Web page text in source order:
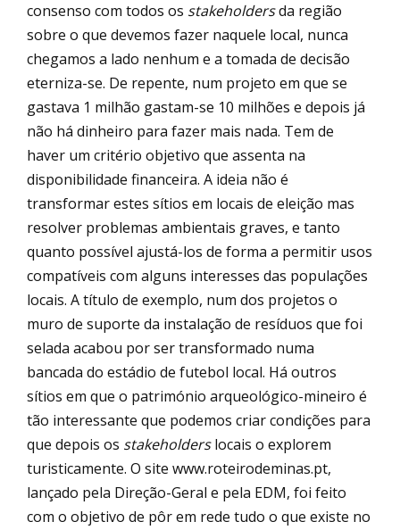
consenso com todos os stakeholdersda região
sobre o que devemos fazer naquele local, nunca
chegamos a lado nenhum e a tomada de decisão
eterniza-se. De repente, num projeto em que se
gastava 1 milhão gastam-se 10 milhões e depois já
não há dinheiro para fazer mais nada. Tem de
haver um critério objetivo que assenta na
disponibilidade financeira. A ideia não é
transformar estes sítios em locais de eleição mas
resolver problemas ambientais graves, e tanto
quanto possível ajustá-los de forma a permitir usos
compatíveis com alguns interesses das populações
locais. A título de exemplo, num dos projetos o
muro de suporte da instalação de resíduos que foi
selada acabou por ser transformado numa
bancada do estádio de futebol local. Há outros
sítios em que o património arqueológico-mineiro é
tão interessante que podemos criar condições para
que depois os stakeholderslocais o explorem
turisticamente. O site www.roteirodeminas.pt,
lançado pela Direção-Geral e pela EDM, foi feito
com o objetivo de pôr em rede tudo o que existe no